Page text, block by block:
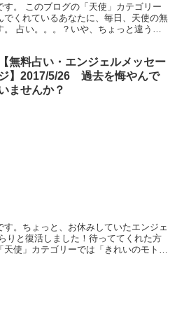
。 このブログの「天使」カテゴリー
くれているあなたに、毎日、天使の無
占い。。。？いや、ちょっと違うか
【無料占い・エンジェルメッセー
】2017/5/26 過去を悔やんで
ませんか？
。ちょっと、お休みしていたエンジェ
りと復活しました！待っててくれた方
使」カテゴリーでは「きれいのモト」